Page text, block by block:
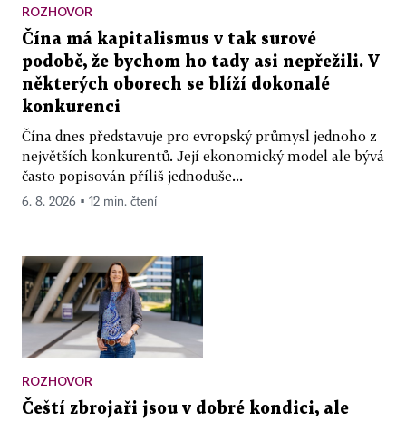
ROZHOVOR
Čína má kapitalismus v tak surové
podobě, že bychom ho tady asi nepřežili. V
některých oborech se blíží dokonalé
konkurenci
Čína dnes představuje pro evropský průmysl jednoho z
největších konkurentů. Její ekonomický model ale bývá
často popisován příliš jednoduše...
6. 8. 2026 ▪ 12 min. čtení
ROZHOVOR
Čeští zbrojaři jsou v dobré kondici, ale